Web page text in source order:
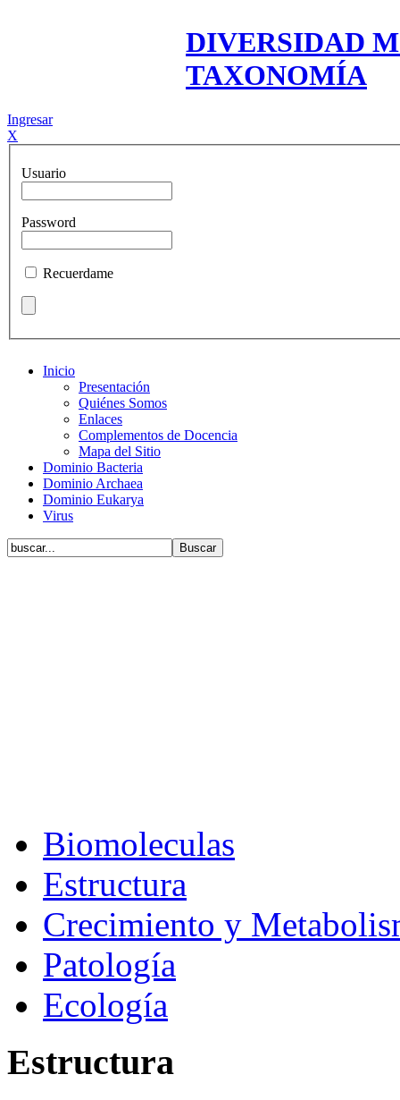
DIVERSIDAD
TAXONOMÍA
Ingresar
X
Usuario
Password
Recuerdame
Inicio
Presentación
Quiénes Somos
Enlaces
Complementos de Docencia
Mapa del Sitio
Dominio Bacteria
Dominio Archaea
Dominio Eukarya
Virus
Biomoleculas
Estructura
Crecimiento y
Patología
Ecología
Estructura